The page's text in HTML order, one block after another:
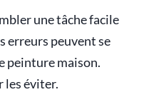
une tâche facile
erreurs peuvent se
peinture maison.
les éviter.